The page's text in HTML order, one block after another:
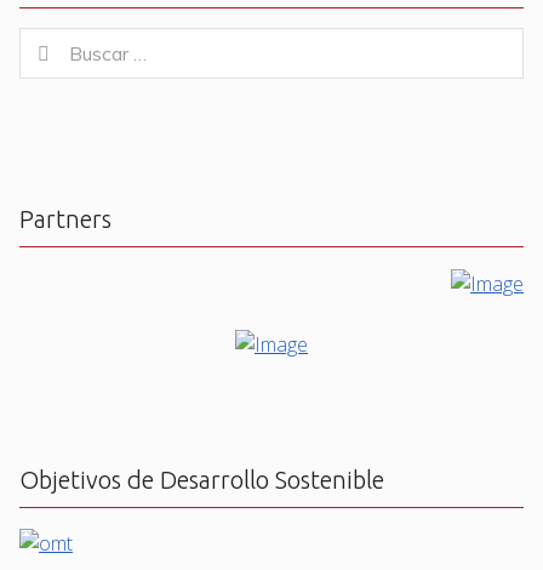
for:
Buscar
Partners
Objetivos de Desarrollo Sostenible